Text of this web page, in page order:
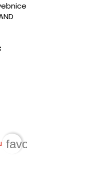
favorite_border